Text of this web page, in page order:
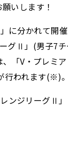
いします！
に分かれて開
グⅡ」(男子7
「V・プレミ
われます(※)。
ンジリーグⅡ